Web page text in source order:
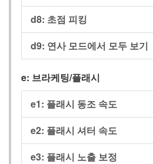
d8: 초점 피킹
d9: 연사 모드에서 모두 보기
e: 브라케팅/플래시
e1: 플래시 동조 속도
e2: 플래시 셔터 속도
e3: 플래시 노출 보정